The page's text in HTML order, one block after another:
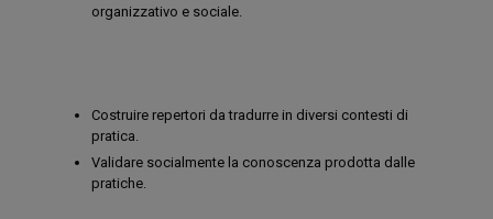
organizzativo e sociale.
Costruire repertori da tradurre in diversi contesti di
pratica.
Validare socialmente la conoscenza prodotta dalle
pratiche.